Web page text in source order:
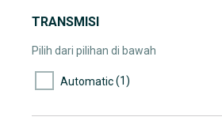
TRANSMISI
Pilih dari pilihan di bawah
Automatic(1)